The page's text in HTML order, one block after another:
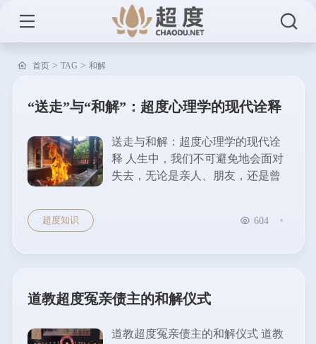
首页> TAG > 和解
“送走”与“和解”：超度心理学的现代诠释
送走与和解：超度心理学的现代诠
释 人生中，我们不可避免地会面对
失去，无论是亲人、朋友，还是曾
学为我们提供的一种现代路径。 什
更多地指一种面对失去与告别的心
超度知识 604
道教超度冤亲债主的和解仪式
道教超度冤亲债主的和解仪式 道教